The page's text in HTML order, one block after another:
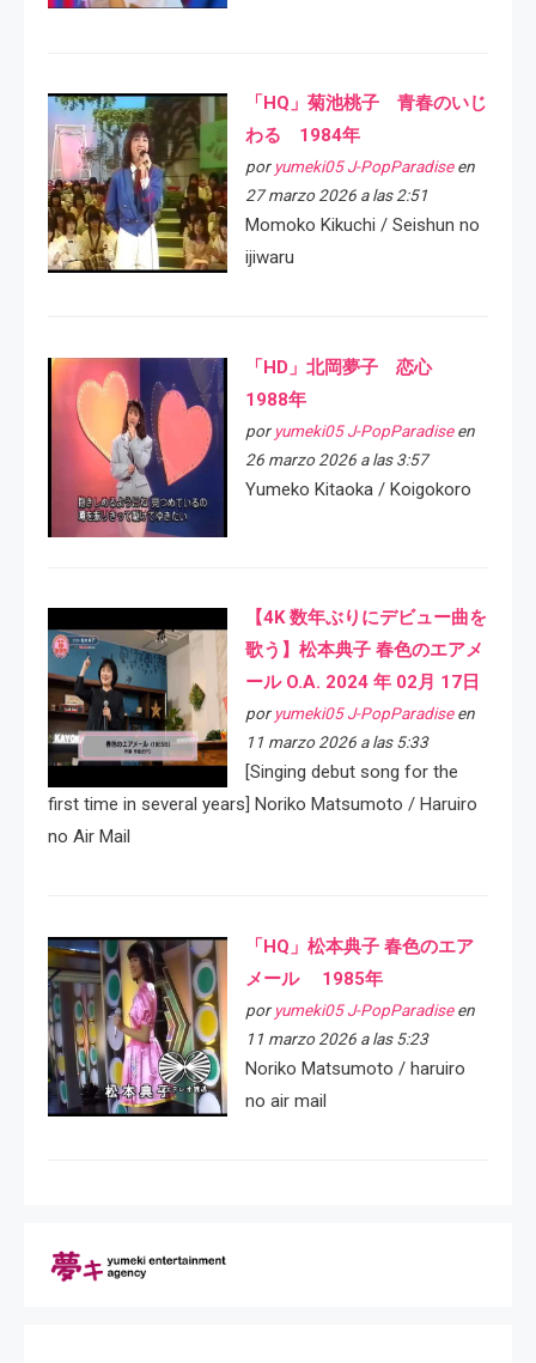
「HQ」菊池桃子 青春のいじ
わる 1984年
por yumeki05 J-PopParadiseen
27 marzo 2026 a las 2:51
Momoko Kikuchi / Seishun no
ijiwaru
「HD」北岡夢子 恋心
1988年
por yumeki05 J-PopParadiseen
26 marzo 2026 a las 3:57
Yumeko Kitaoka / Koigokoro
【4K 数年ぶりにデビュー曲を
歌う】松本典子 春色のエアメ
ール O.A. 2024 年 02月 17日
por yumeki05 J-PopParadiseen
11 marzo 2026 a las 5:33
[Singing debut song for the
first time in several years] Noriko Matsumoto / Haruiro
no Air Mail
「HQ」松本典子 春色のエア
メール 1985年
por yumeki05 J-PopParadiseen
11 marzo 2026 a las 5:23
Noriko Matsumoto / haruiro
no air mail